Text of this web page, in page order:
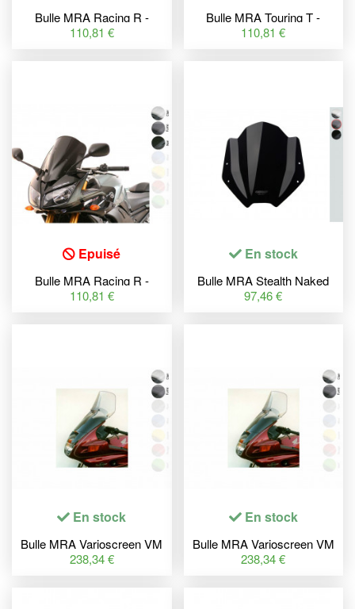
Bulle MRA Racing R -
Yamaha YZF-R6
110,81 €
Bulle MRA Touring T -
Yamaha FZ1 S Fazer
110,81 €
Epuisé
Bulle MRA Racing R -
Yamaha FZ1 S Fazer
110,81 €
En stock
Bulle MRA Stealth Naked
Bike SH - BMW R1200R
97,46 €
En stock
Bulle MRA Varioscreen VM
avec spoiler - Honda
238,34 €
En stock
Bulle MRA Varioscreen VM
avec spoiler - Honda
238,34 €